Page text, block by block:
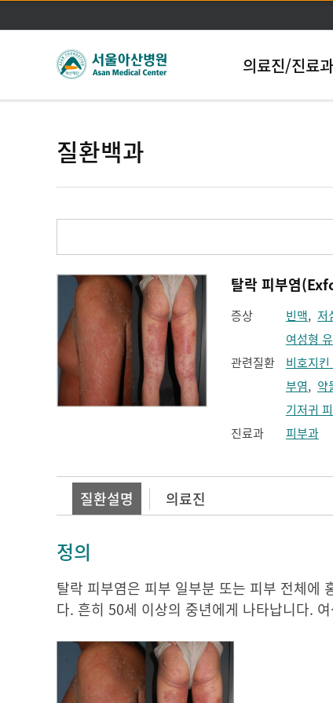
의료진/진료과
질환백과
탈락 피부염
증상 빈맥, 저
여성형
관련질환
비호지
부염, 약
기저귀
진료과
피부과
질환설명 의료진
정의
탈락 피부염은 피부 일부분 또는 피부 전체에
다. 흔히 50세 이상의 중년에게 나타납니다.